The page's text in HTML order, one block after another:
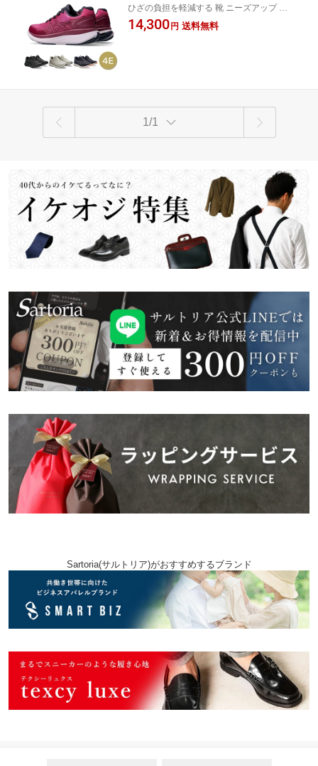
ス 母の日 ニーズアップ 4E 幅広 KNEE
SUP スニーカー ひざ 関節痛 O脚 ゆっ
ひざの負担を軽減する 靴 ニーズアップ ラ
クウォーク ウォーキング ひざの痛み 関節
痛 矯正 スニーカー アシックス商事 レディ
14,300円 送料無料
1/1
Sartoria(サルトリア)がおすすめするブランド